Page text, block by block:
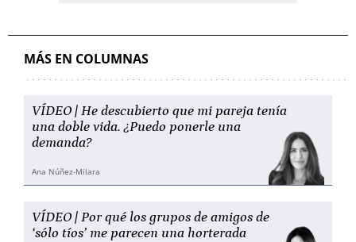
MÁS EN COLUMNAS
VÍDEO | He descubierto que mi pareja tenía
una doble vida. ¿Puedo ponerle una
demanda?
Ana Núñez-Milara
VÍDEO | Por qué los grupos de amigos de
‘sólo tíos’ me parecen una horterada